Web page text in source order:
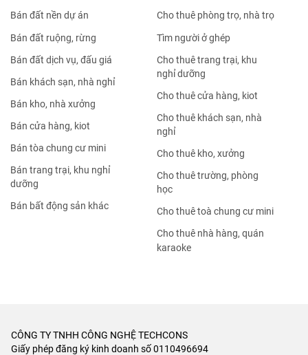
Bán đất nền dự án
Bán đất ruộng, rừng
Bán đất dịch vụ, đấu giá
Bán khách sạn, nhà nghỉ
Bán kho, nhà xưởng
Bán cửa hàng, kiot
Bán tòa chung cư mini
Bán trang trại, khu nghỉ
dưỡng
Bán bất động sản khác
Cho thuê phòng trọ, nhà trọ
Tìm người ở ghép
Cho thuê trang trại, khu
nghỉ dưỡng
Cho thuê cửa hàng, kiot
Cho thuê khách sạn, nhà
nghỉ
Cho thuê kho, xưởng
Cho thuê trường, phòng
học
Cho thuê toà chung cư mini
Cho thuê nhà hàng, quán
karaoke
CÔNG TY TNHH CÔNG NGHỆ TECHCONS
Giấy phép đăng ký kinh doanh số 0110496694